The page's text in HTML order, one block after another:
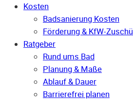
Kosten
Badsanierung Kosten
Förderung & KfW-
Ratgeber
Rund ums Bad
Planung & Maße
Ablauf & Dauer
Barrierefrei planen